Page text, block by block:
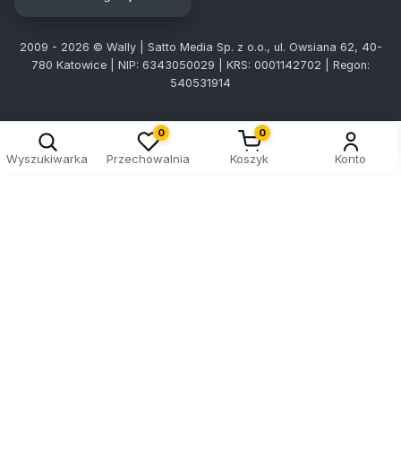
2009 - 2026 © Wally | Satto Media Sp. z o.o., ul. Owsiana 62, 40-
780 Katowice | NIP: 6343050029 | KRS: 0001142702 | Regon:
540531914
Wyszukiwarka
0
Przechowalnia
0
Koszyk Konto